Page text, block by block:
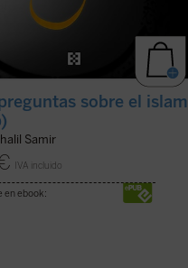
sobre el islam
Samir
IVA incluido
en ebook: